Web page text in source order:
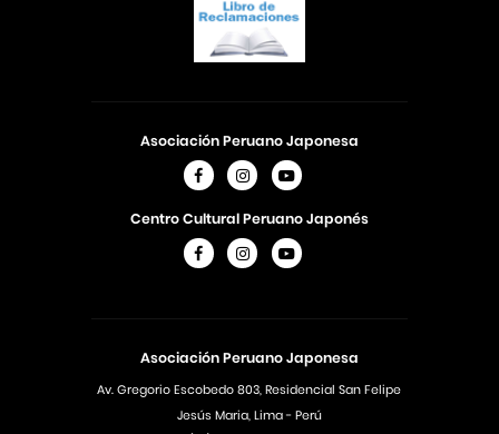
Asociación Peruano Japonesa
Av. Gregorio Escobedo 803, Residencial San Felipe
Jesús Maria, Lima - Perú
Asociación Peruano Japonesa
Centro Cultural Peruano Japonés